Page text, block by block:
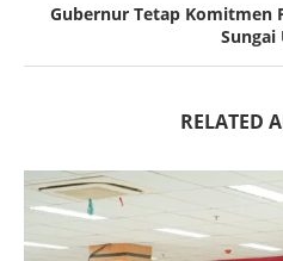
Gubernur Tetap Komitmen
Sungai
RELATED